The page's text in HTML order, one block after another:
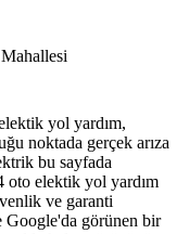
yol yardım,
noktada gerçek arıza
bu sayfada
oto elektik yol yardım
ve garanti
Google'da görünen bir